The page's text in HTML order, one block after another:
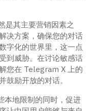
是其主要营销因素之
决方案，确保您的对话
字化的世界里，这一点
到威胁。在讨论敏感话
您在 Telegram X 上的
鼓励开放的对话。
本地限制的同时，促进